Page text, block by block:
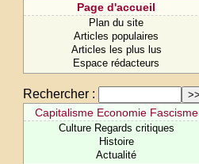
Page d'accueil
Plan du site
Articles populaires
Articles les plus lus
Espace rédacteurs
Rechercher :
Capitalisme Economie Fascisme
Culture Regards critiques
Histoire
Actualité